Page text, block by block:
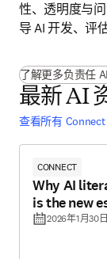
性、透明度与
导 AI 开发、评
了解更多负责任
最新 AI
查看所有
CONNECT
Why AI
is the new
2026年1月30日